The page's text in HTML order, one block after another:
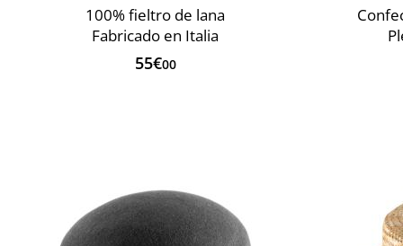
100% fieltro de lana
Fabricado en Italia
55€00